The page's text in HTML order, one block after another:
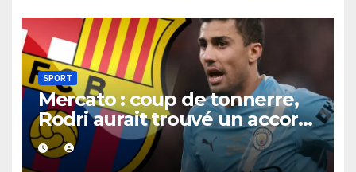
SPORT
Mercato : coup de tonnerre,
Rodri aurait trouvé un accord
XXL avec le Barça pour un
contrat jusqu’en 2030.